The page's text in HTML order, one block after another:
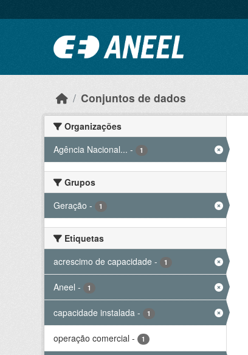
Conjuntos de dados
Organizações
Agência Nacional... - 1
Grupos
Geração - 1
Etiquetas
acrescimo de capacidade - 1
Aneel - 1
capacidade instalada - 1
operação comercial - 1